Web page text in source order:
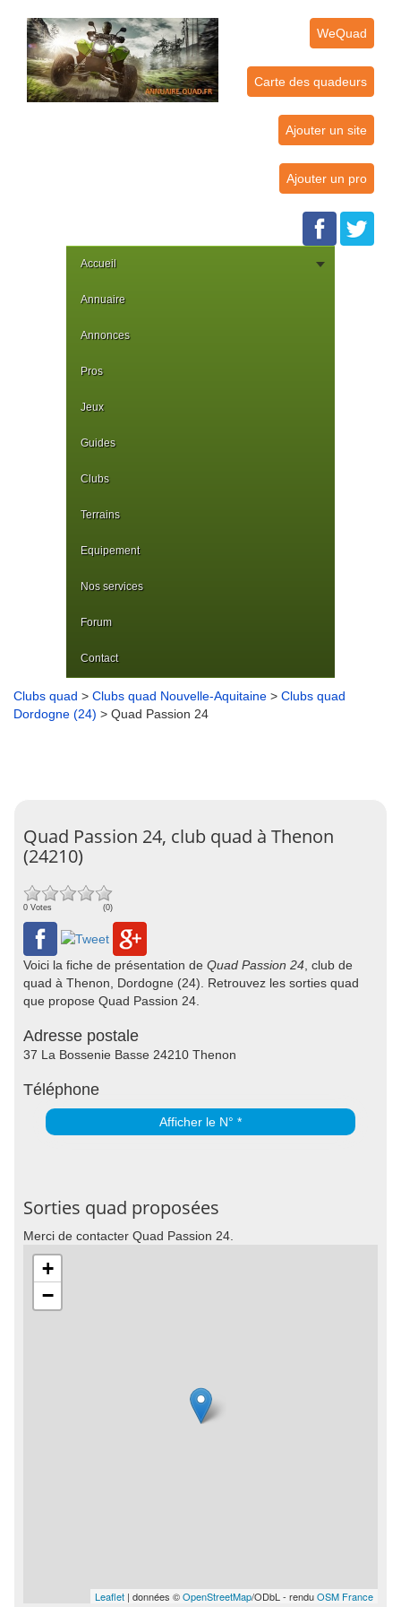
WeQuad
Carte des quadeurs
Ajouter un site
Ajouter un pro
Accueil
Annuaire
Annonces
Pros
Jeux
Guides
Clubs
Terrains
Equipement
Nos services
Forum
Contact
Clubs quad > Clubs quad Nouvelle-Aquitaine > Clubs quad
Dordogne (24) > Quad Passion 24
Quad Passion 24, club quad à Thenon
(24210)
0 Votes (0)
Voici la fiche de présentation de Quad Passion 24 , club de
quad à Thenon, Dordogne (24). Retrouvez les sorties quad
que propose Quad Passion 24.
Adresse postale
37 La Bossenie Basse 24210 Thenon
Téléphone
Afficher le N° *
Sorties quad proposées
Merci de contacter Quad Passion 24.
+
−
Leaflet | données ©OpenStreetMap/ODbL - renduOSM France